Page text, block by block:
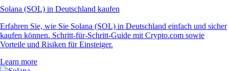
Solana (SOL) in Deutschland kaufen
Erfahren Sie, wie Sie Solana (SOL) in Deutschland einfach und sicher
kaufen können. Schritt-für-Schritt-Guide mit Crypto.com sowie
Vorteile und Risiken für Einsteiger.
Learn more